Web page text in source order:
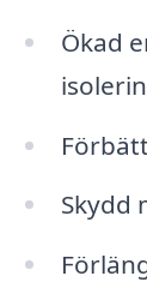
Ökad
Skydd